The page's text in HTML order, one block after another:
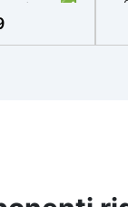
✅
per
naturali e
semplice